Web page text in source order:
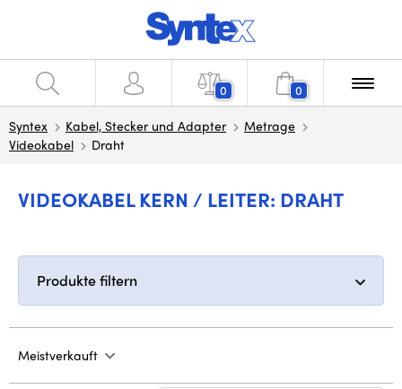
0 0
Syntex Kabel, Stecker und Adapter
Metrage
Videokabel
Draht
VIDEOKABEL KERN / LEITER: DRAHT
Produkte filtern
Meistverkauft